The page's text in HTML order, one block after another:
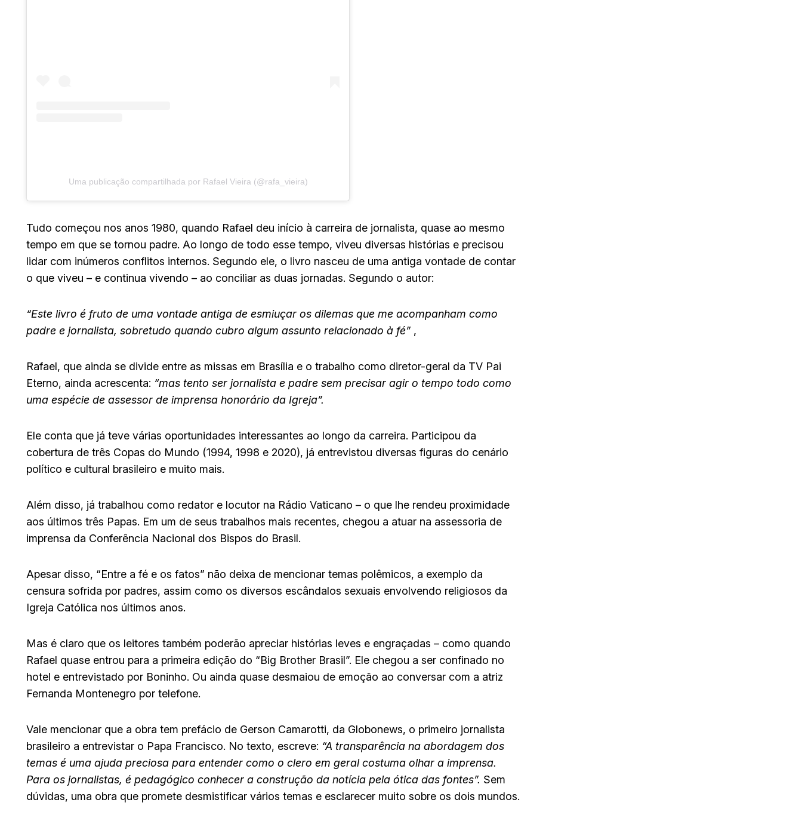
Uma publicação compartilhada por Rafael Vieira (@rafa_vieira)
Tudo começou nos anos 1980, quando Rafael deu início à carreira de jornalista, quase ao mesmo
tempo em que se tornou padre. Ao longo de todo esse tempo, viveu diversas histórias e precisou
lidar com inúmeros conflitos internos. Segundo ele, o livro nasceu de uma antiga vontade de contar
o que viveu – e continua vivendo – ao conciliar as duas jornadas. Segundo o autor:
“Este livro é fruto de uma vontade antiga de esmiuçar os dilemas que me acompanham como
padre e jornalista, sobretudo quando cubro algum assunto relacionado à fé” ,
Rafael, que ainda se divide entre as missas em Brasília e o trabalho como diretor-geral da TV Pai
Eterno, ainda acrescenta: “mas tento ser jornalista e padre sem precisar agir o tempo todo como
uma espécie de assessor de imprensa honorário da Igreja”.
Ele conta que já teve várias oportunidades interessantes ao longo da carreira. Participou da
cobertura de três Copas do Mundo (1994, 1998 e 2020), já entrevistou diversas figuras do cenário
político e cultural brasileiro e muito mais.
Além disso, já trabalhou como redator e locutor na Rádio Vaticano – o que lhe rendeu proximidade
aos últimos três Papas. Em um de seus trabalhos mais recentes, chegou a atuar na assessoria de
imprensa da Conferência Nacional dos Bispos do Brasil.
Apesar disso, “Entre a fé e os fatos” não deixa de mencionar temas polêmicos, a exemplo da
censura sofrida por padres, assim como os diversos escândalos sexuais envolvendo religiosos da
Igreja Católica nos últimos anos.
Mas é claro que os leitores também poderão apreciar histórias leves e engraçadas – como quando
Rafael quase entrou para a primeira edição do “Big Brother Brasil”. Ele chegou a ser confinado no
hotel e entrevistado por Boninho. Ou ainda quase desmaiou de emoção ao conversar com a atriz
Fernanda Montenegro por telefone.
Vale mencionar que a obra tem prefácio de Gerson Camarotti, da Globonews, o primeiro jornalista
brasileiro a entrevistar o Papa Francisco. No texto, escreve: “A transparência na abordagem dos
temas é uma ajuda preciosa para entender como o clero em geral costuma olhar a imprensa.
Para os jornalistas, é pedagógico conhecer a construção da notícia pela ótica das fontes”. Sem
dúvidas, uma obra que promete desmistificar vários temas e esclarecer muito sobre os dois mundos.